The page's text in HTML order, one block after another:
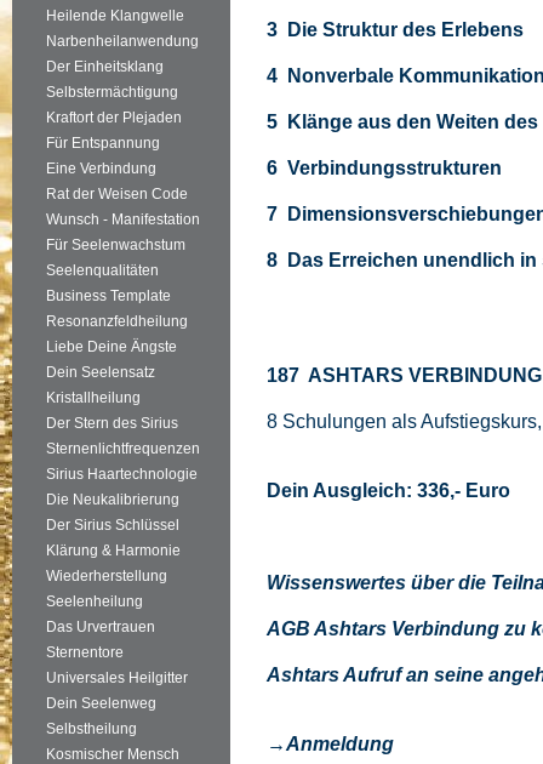
Heilende Klangwelle
Narbenheilanwendung
Der Einheitsklang
Selbstermächtigung
Kraftort der Plejaden
Für Entspannung
Eine Verbindung
Rat der Weisen Code
Wunsch - Manifestation
Für Seelenwachstum
Seelenqualitäten
Business Template
Resonanzfeldheilung
Liebe Deine Ängste
Dein Seelensatz
Kristallheilung
Der Stern des Sirius
Sternenlichtfrequenzen
Sirius Haartechnologie
Die Neukalibrierung
Der Sirius Schlüssel
Klärung & Harmonie
Wiederherstellung
Seelenheilung
Das Urvertrauen
Sternentore
Universales Heilgitter
Dein Seelenweg
Selbstheilung
Kosmischer Mensch
3 Die Struktur des Erlebens
4 Nonverbale
5 Klänge aus den Weiten
6 Verbindungsstrukturen
7
8 Das Erreichen unendlich
187 ASHTARS
8 Schulungen als
Dein Ausgleich: 336,- Euro
Wissenswertes über die
AGB Ashtars Verbindung zu
Ashtars Aufruf an seine
→Anmeldung